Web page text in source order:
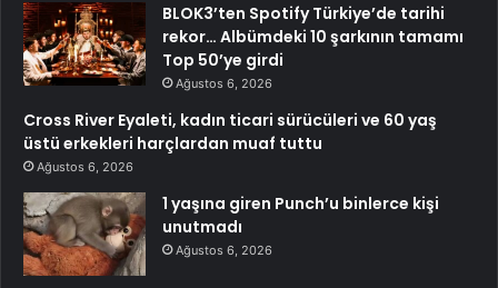
BLOK3’ten Spotify Türkiye’de tarihi
rekor… Albümdeki 10 şarkının tamamı
Top 50’ye girdi
Ağustos 6, 2026
Cross River Eyaleti, kadın ticari sürücüleri ve 60 yaş
üstü erkekleri harçlardan muaf tuttu
Ağustos 6, 2026
1 yaşına giren Punch’u binlerce kişi
unutmadı
Ağustos 6, 2026